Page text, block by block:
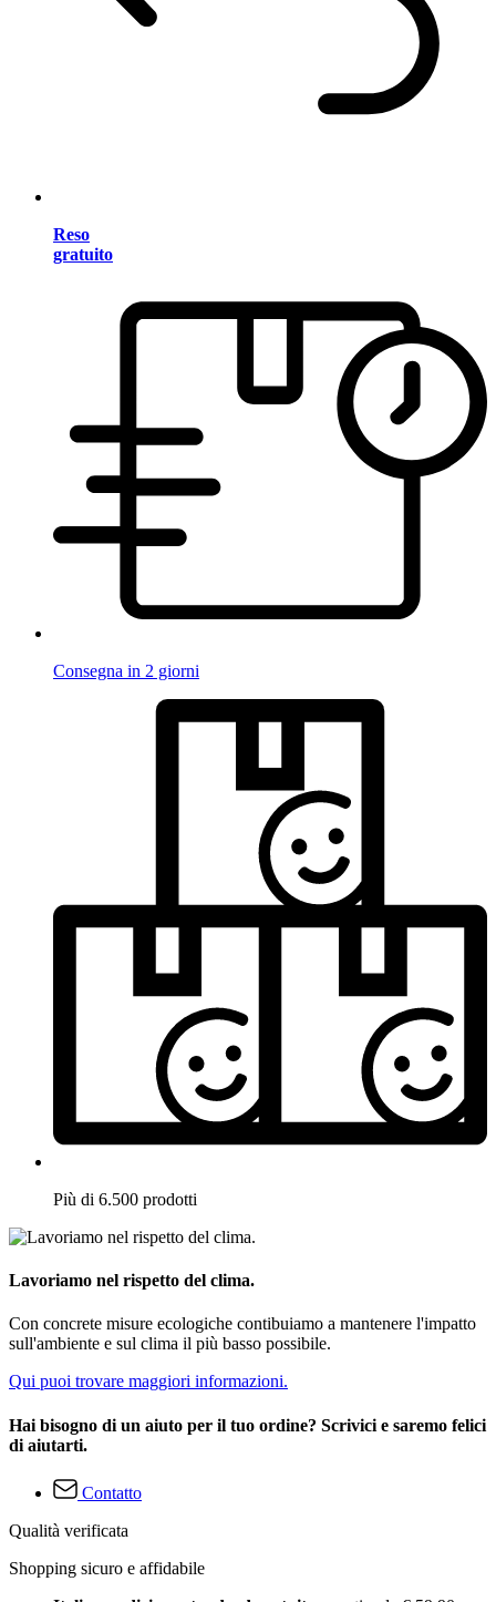
Reso
gratuito
Consegna in 2 giorni
Più di 6.500 prodotti
Lavoriamo nel rispetto del clima.
Con concrete misure ecologiche contibuiamo a mantenere l'impatto
sull'ambiente e sul clima il più basso possibile.
Qui puoi trovare maggiori informazioni.
Hai bisogno di un aiuto per il tuo ordine? Scrivici e saremo felici
di aiutarti.
Contatto
Qualità verificata
Shopping sicuro e affidabile